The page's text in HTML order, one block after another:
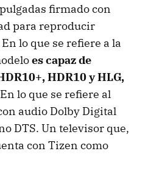
firmado con
para reproducir
lo que se refiere a la
es capaz de
HDR10 y HLG,
lo que se refiere al
audio Dolby Digital
DTS. Un televisor que,
con Tizen como